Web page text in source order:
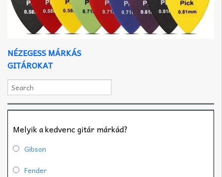
NÉZEGESS MÁRKÁS
GITÁROKAT
Melyik a kedvenc gitár márkád?
Gibson
Fender